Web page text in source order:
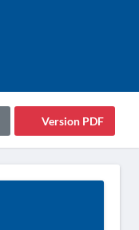
Version PDF